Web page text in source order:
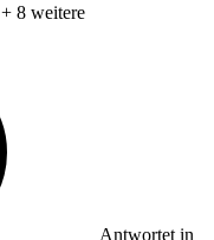
+ 8 weitere
Antwortet in